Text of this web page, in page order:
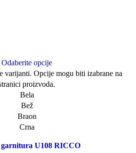
Odaberite opcije
varijanti. Opcije mogu biti izabrane na
proizvoda.
Bela
Bež
Braon
Crna
garnitura U108 RICCO